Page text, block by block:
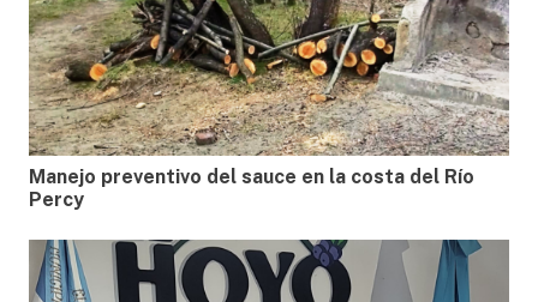
Manejo preventivo del sauce en la costa del Río
Percy